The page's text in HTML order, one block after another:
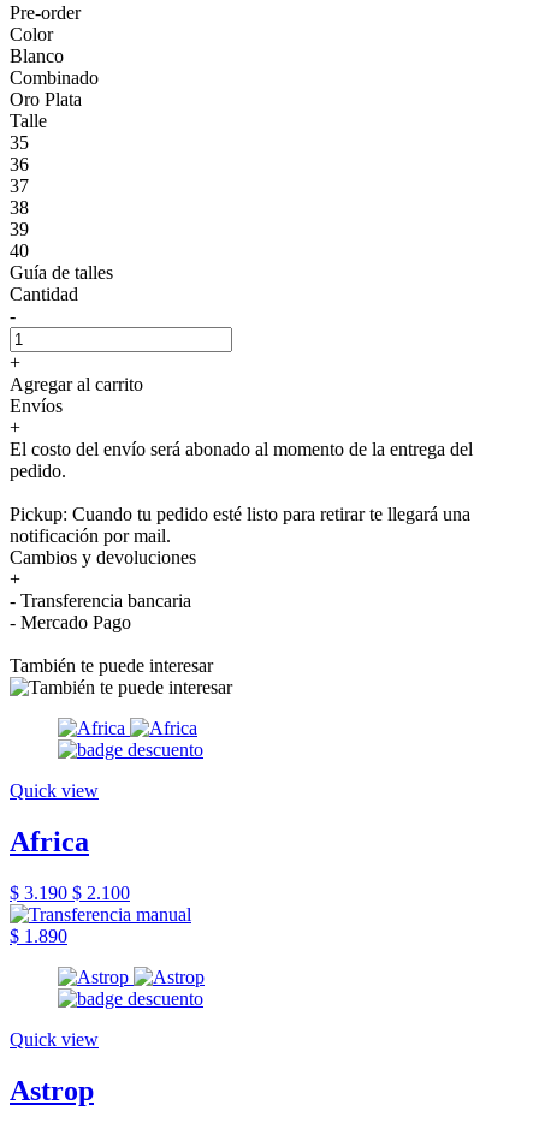
Pre-order
Color
Blanco
Combinado
Oro Plata
Talle
35
36
37
38
39
40
Guía de talles
Cantidad
-
+
Agregar al carrito
Envíos
+
El costo del envío será abonado al momento de la entrega del
pedido.
Pickup: Cuando tu pedido esté listo para retirar te llegará una
notificación por mail.
Cambios y devoluciones
+
- Transferencia bancaria
- Mercado Pago
También te puede interesar
Quick view
Africa
$ 3.190 $ 2.100
$ 1.890
Quick view
Astrop